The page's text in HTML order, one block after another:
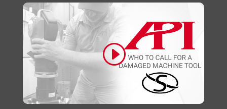
Klicke hier, um Marketing-Cookies zu
akzeptieren und diesen Inhalt zu aktivieren